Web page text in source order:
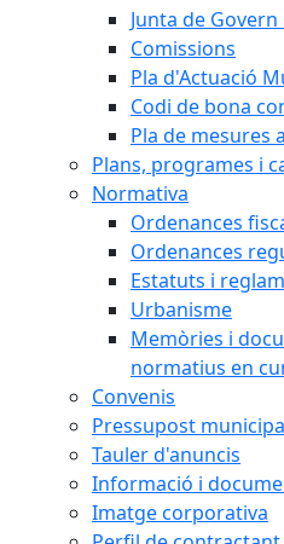
Junta de Govern
Comissions
Pla d'Actuació
Codi de bona
Pla de mesures
Plans, programes i
Normativa
Ordenances
Ordenances
Estatuts i
Urbanisme
Memòries i
normatius en
Convenis
Pressupost
Tauler d'anuncis
Informació i
Imatge corporativa